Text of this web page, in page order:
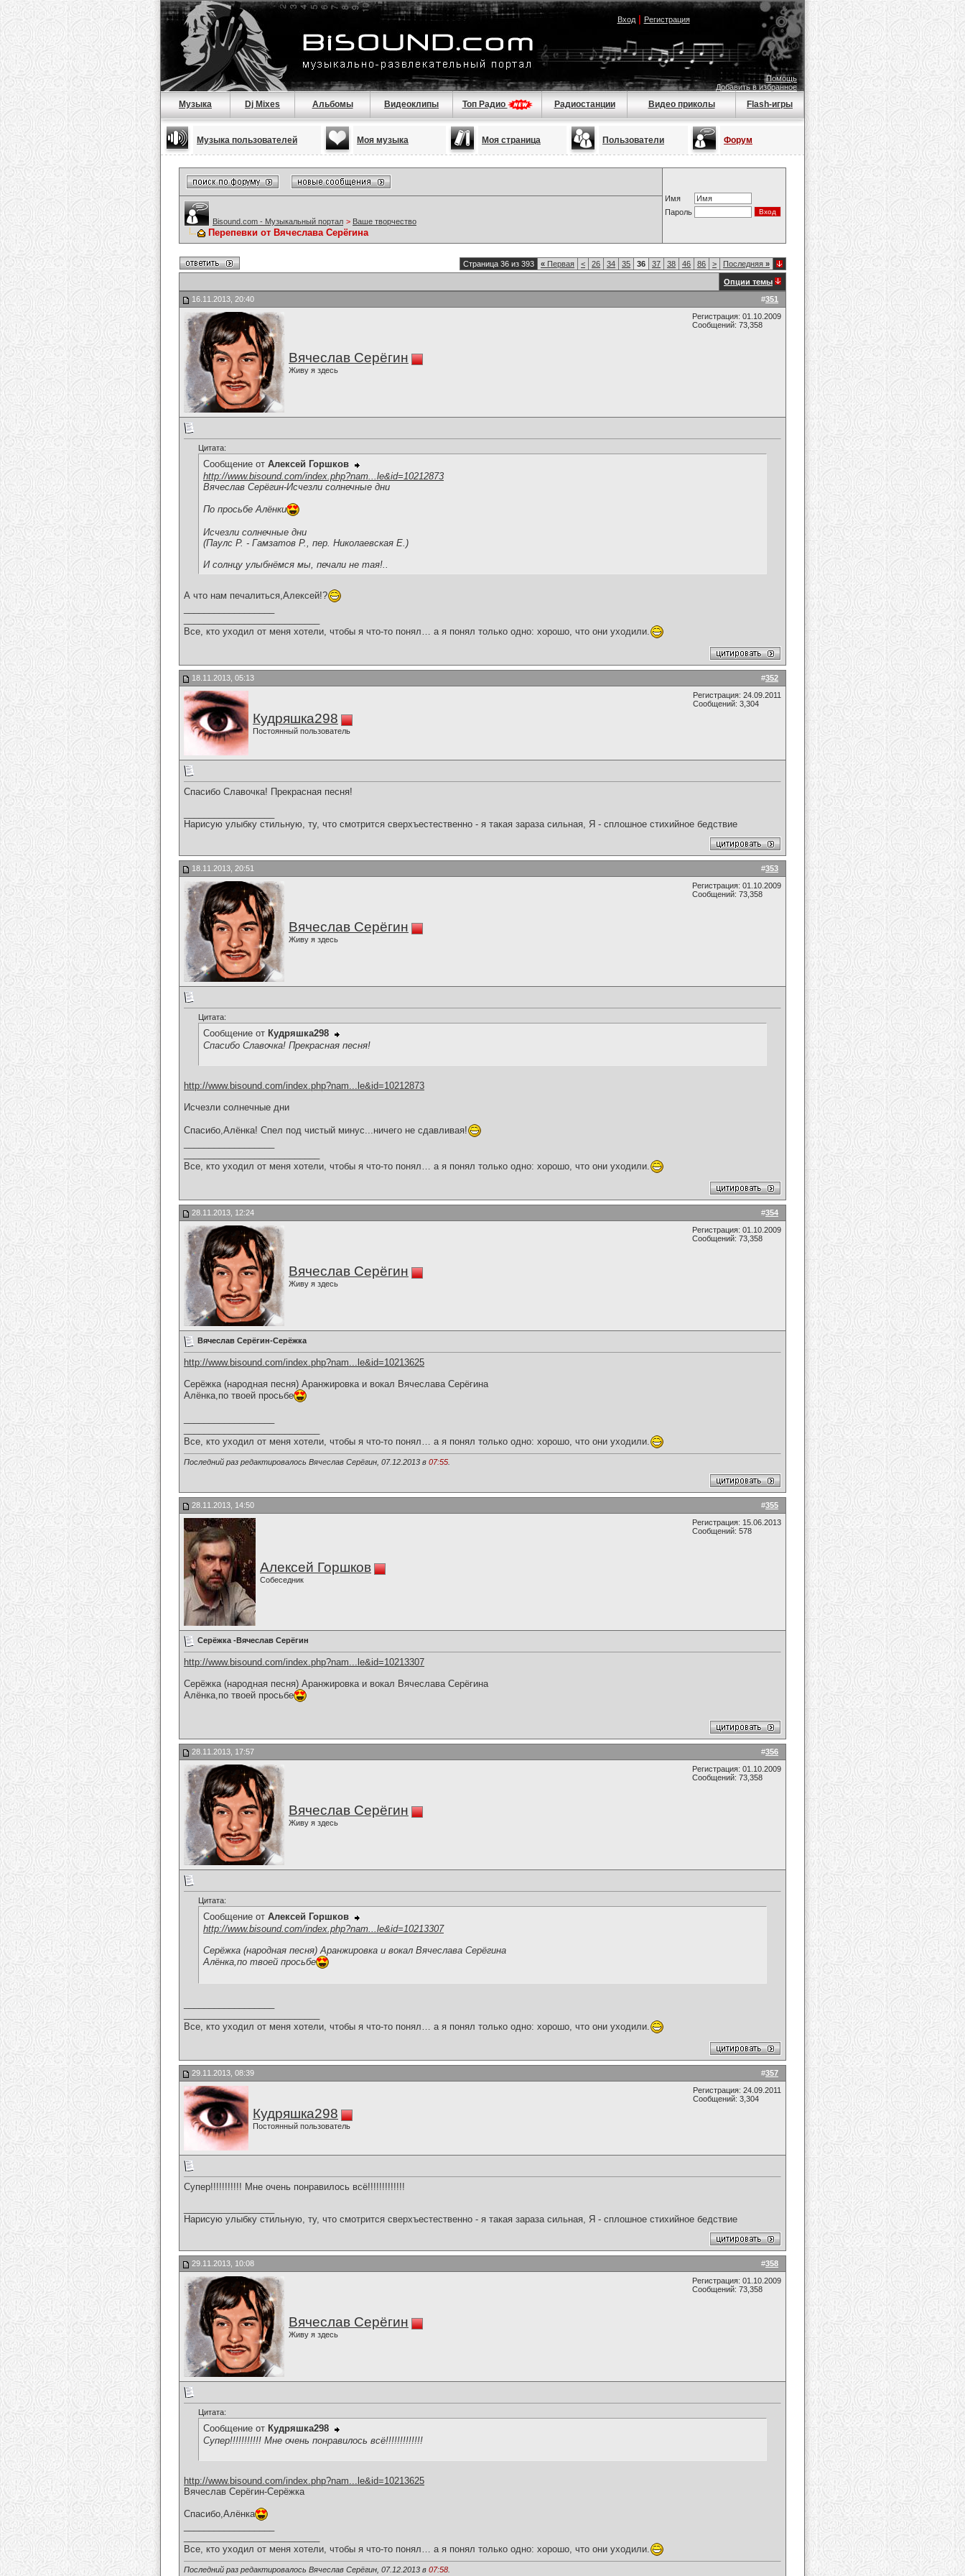
Вход| Регистрация
Помощь
Добавить в избранное
Музыка Dj Mixes Альбомы Видеоклипы Топ Радио Радиостанции Видео приколы Flash-игры
Музыка пользователей Моя музыка Моя страница Пользователи Форум
Имя
Пароль
Bisound.com - Музыкальный портал > Ваше творчество
Перепевки от Вячеслава Серёгина
Страница 36 из 393 « Первая < 26 34 35 36 37 38 46 86 > Последняя »
Опции темы
#351
16.11.2013, 20:40
Вячеслав Серёгин
Живу я здесь
Регистрация: 01.10.2009
Сообщений: 73,358
Цитата:
Сообщение от Алексей Горшков
http://www.bisound.com/index.php?nam...le&id=10212873
Вячеслав Серёгин-Исчезли солнечные дни
По просьбе Алёнки
Исчезли солнечные дни
(Паулс Р. - Гамзатов Р., пер. Николаевская Е.)
И солнцу улыбнёмся мы, печали не тая!..
А что нам печалиться,Алексей!?
Все, кто уходил от меня хотели, чтобы я что-то понял… а я понял только одно: хорошо, что они уходили.
#352
18.11.2013, 05:13
Кудряшка298
Постоянный пользователь
Регистрация: 24.09.2011
Сообщений: 3,304
Спасибо Славочка! Прекрасная песня!
Нарисую улыбку стильную, ту, что смотрится сверхъестественно - я такая зараза сильная, Я - сплошное стихийное бедствие
#353
18.11.2013, 20:51
Вячеслав Серёгин
Живу я здесь
Регистрация: 01.10.2009
Сообщений: 73,358
Цитата:
Сообщение от Кудряшка298
Спасибо Славочка! Прекрасная песня!
http://www.bisound.com/index.php?nam...le&id=10212873
Исчезли солнечные дни
Спасибо,Алёнка! Спел под чистый минус...ничего не сдавливая!
Все, кто уходил от меня хотели, чтобы я что-то понял… а я понял только одно: хорошо, что они уходили.
#354
28.11.2013, 12:24
Вячеслав Серёгин
Живу я здесь
Регистрация: 01.10.2009
Сообщений: 73,358
Вячеслав Серёгин-Серёжка
http://www.bisound.com/index.php?nam...le&id=10213625
Серёжка (народная песня) Аранжировка и вокал Вячеслава Серёгина
Алёнка,по твоей просьбе
Все, кто уходил от меня хотели, чтобы я что-то понял… а я понял только одно: хорошо, что они уходили.
Последний раз редактировалось Вячеслав Серёгин, 07.12.2013 в 07:55
#355
28.11.2013, 14:50
Алексей Горшков
Собеседник
Регистрация: 15.06.2013
Сообщений: 578
Серёжка -Вячеслав Серёгин
http://www.bisound.com/index.php?nam...le&id=10213307
Серёжка (народная песня) Аранжировка и вокал Вячеслава Серёгина
Алёнка,по твоей просьбе
#356
28.11.2013, 17:57
Вячеслав Серёгин
Живу я здесь
Регистрация: 01.10.2009
Сообщений: 73,358
Цитата:
Сообщение от Алексей Горшков
http://www.bisound.com/index.php?nam...le&id=10213307
Серёжка (народная песня) Аранжировка и вокал Вячеслава Серёгина
Алёнка,по твоей просьбе
Все, кто уходил от меня хотели, чтобы я что-то понял… а я понял только одно: хорошо, что они уходили.
#357
29.11.2013, 08:39
Кудряшка298
Постоянный пользователь
Регистрация: 24.09.2011
Сообщений: 3,304
Супер!!!!!!!!!!! Мне очень понравилось всё!!!!!!!!!!!!!
Нарисую улыбку стильную, ту, что смотрится сверхъестественно - я такая зараза сильная, Я - сплошное стихийное бедствие
#358
29.11.2013, 10:08
Вячеслав Серёгин
Живу я здесь
Регистрация: 01.10.2009
Сообщений: 73,358
Цитата:
Сообщение от Кудряшка298
Супер!!!!!!!!!!! Мне очень понравилось всё!!!!!!!!!!!!!
http://www.bisound.com/index.php?nam...le&id=10213625
Вячеслав Серёгин-Серёжка
Спасибо,Алёнка
Все, кто уходил от меня хотели, чтобы я что-то понял… а я понял только одно: хорошо, что они уходили.
Последний раз редактировалось Вячеслав Серёгин, 07.12.2013 в 07:58